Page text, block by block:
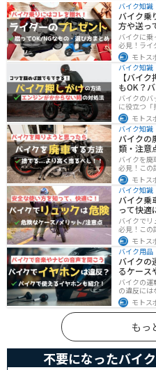
バイク知識
バイク乗
方や送っ
バイクに
必見！ライ
トをまとめ
介していま
い。
モトス
バイク知識
【バイ
もOK？
バイクの
に役立つ「
がけができ
のバイクが
モトス
バイク知識
バイクの
類・注意
バイクを
必見！この
流れを解説
依頼する際
クの廃車手
モトス
バイク知識
バイク乗
って快適
バイクで
必見！この
リスクと、
量や配置を
ことが可能
ュックを安
モトス
バイク用品
バイクの
るケース
バイクの運
の違反に
義務違反」
触する恐れ
を保ち、ス
ンや、ヘ
には有効な
モトス
もっ
不要になったバイ